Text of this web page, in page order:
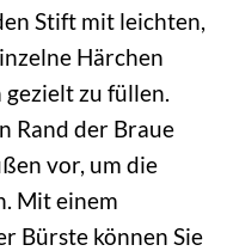
Stift mit leichten,
Härchen
zu füllen.
Rand der Braue
vor, um die
Mit einem
Bürste können Sie